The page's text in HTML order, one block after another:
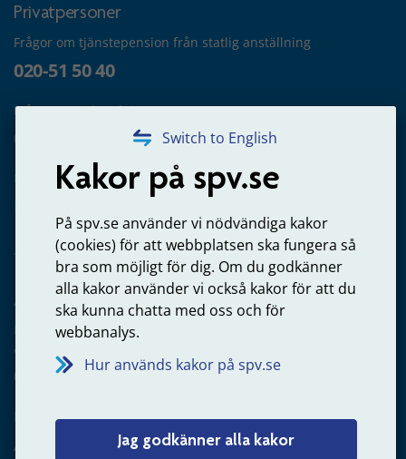
Switch to English
Kakor på spv.se
På spv.se använder vi nödvändiga kakor
(cookies) för att webbplatsen ska fungera så
bra som möjligt för dig. Om du godkänner
alla kakor använder vi också kakor för att du
ska kunna chatta med oss och för
webbanalys.
Hur används kakor på spv.se
Jag godkänner alla kakor
Privatpersoner
Frågor om tjänstepension från statlig anställning
020-51 50 40
Frågor om utbetalning
020-65 00 65
Kontakta oss
Arbetsgivare
Frågor om administration av tjänstepension från statlig
anställning
060-18 75 03
Kontakta oss
Arbetsgivare – skicka mejl till oss